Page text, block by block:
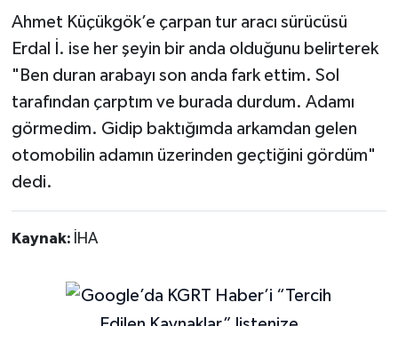
Ahmet Küçükgök’e çarpan tur aracı sürücüsü
Erdal İ. ise her şeyin bir anda olduğunu belirterek
"Ben duran arabayı son anda fark ettim. Sol
tarafından çarptım ve burada durdum. Adamı
görmedim. Gidip baktığımda arkamdan gelen
otomobilin adamın üzerinden geçtiğini gördüm"
dedi.
Kaynak: İHA